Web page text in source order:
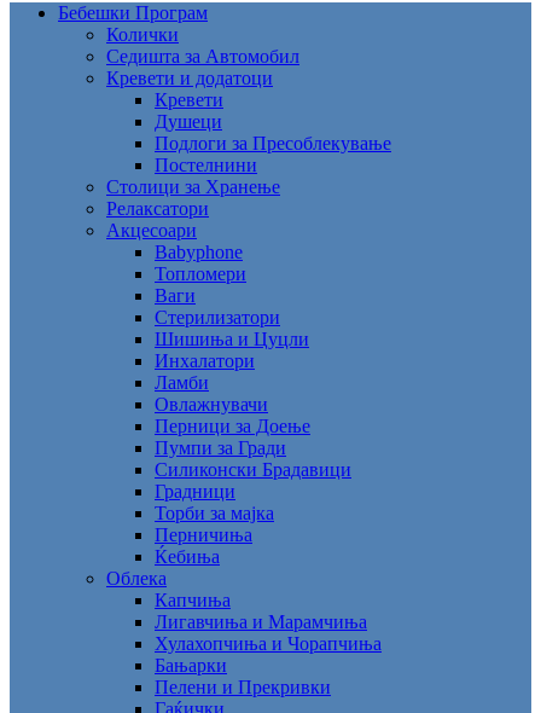
Бебешки Програм
Колички
Седишта за Автомобил
Кревети и додатоци
Кревети
Душеци
Подлоги за Пресоблекување
Постелнини
Столици за Хранење
Релаксатори
Акцесоари
Babyphone
Топломери
Ваги
Стерилизатори
Шишиња и Цуцли
Инхалатори
Ламби
Овлажнувачи
Перници за Доење
Пумпи за Гради
Силиконски Брадавици
Градници
Торби за мајка
Перничиња
Ќебиња
Облека
Капчиња
Лигавчиња и Марамчиња
Хулахопчиња и Чорапчиња
Бањарки
Пелени и Прекривки
Гаќички